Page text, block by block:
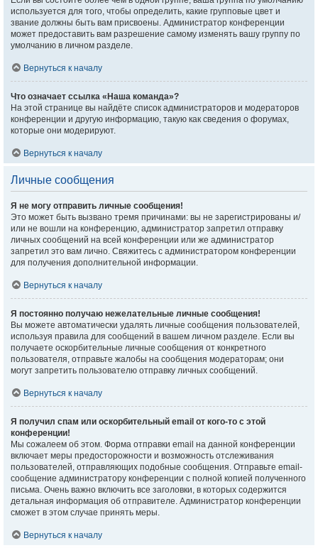
используется для того, чтобы определить, какие групповые цвет и
звание должны быть вам присвоены. Администратор конференции
может предоставить вам разрешение самому изменять вашу группу по
умолчанию в личном разделе.
Вернуться к началу
Что означает ссылка «Наша команда»?
На этой странице вы найдёте список администраторов и модераторов
конференции и другую информацию, такую как сведения о форумах,
которые они модерируют.
Вернуться к началу
Личные сообщения
Я не могу отправить личные сообщения!
Это может быть вызвано тремя причинами: вы не зарегистрированы и/
или не вошли на конференцию, администратор запретил отправку
личных сообщений на всей конференции или же администратор
запретил это вам лично. Свяжитесь с администратором конференции
для получения дополнительной информации.
Вернуться к началу
Я постоянно получаю нежелательные личные сообщения!
Вы можете автоматически удалять личные сообщения пользователей,
используя правила для сообщений в вашем личном разделе. Если вы
получаете оскорбительные личные сообщения от конкретного
пользователя, отправьте жалобы на сообщения модераторам; они
могут запретить пользователю отправку личных сообщений.
Вернуться к началу
Я получил спам или оскорбительный email от кого-то с этой
конференции!
Мы сожалеем об этом. Форма отправки email на данной конференции
включает меры предосторожности и возможность отслеживания
пользователей, отправляющих подобные сообщения. Отправьте email-
сообщение администратору конференции с полной копией полученного
письма. Очень важно включить все заголовки, в которых содержится
детальная информация об отправителе. Администратор конференции
сможет в этом случае принять меры.
Вернуться к началу